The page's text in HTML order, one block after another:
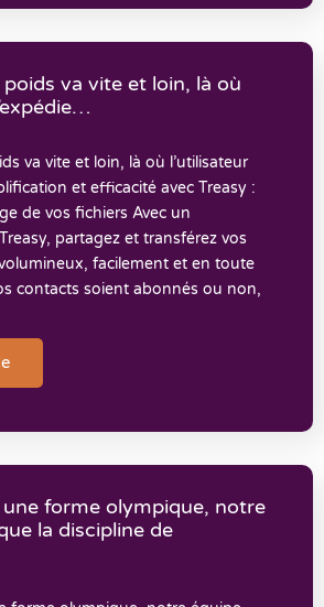
va vite et loin, là où
va vite et loin, là où l’utilisateur
et efficacité avec Treasy :
de vos fichiers Avec un
partagez et transférez vos
facilement et en toute
contacts soient abonnés ou non,
forme olympique, notre
la discipline de